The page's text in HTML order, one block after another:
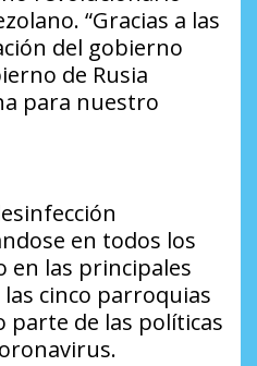
“Gracias a las
del gobierno
de Rusia
para nuestro
en todos los
en las principales
las cinco parroquias
parte de las políticas